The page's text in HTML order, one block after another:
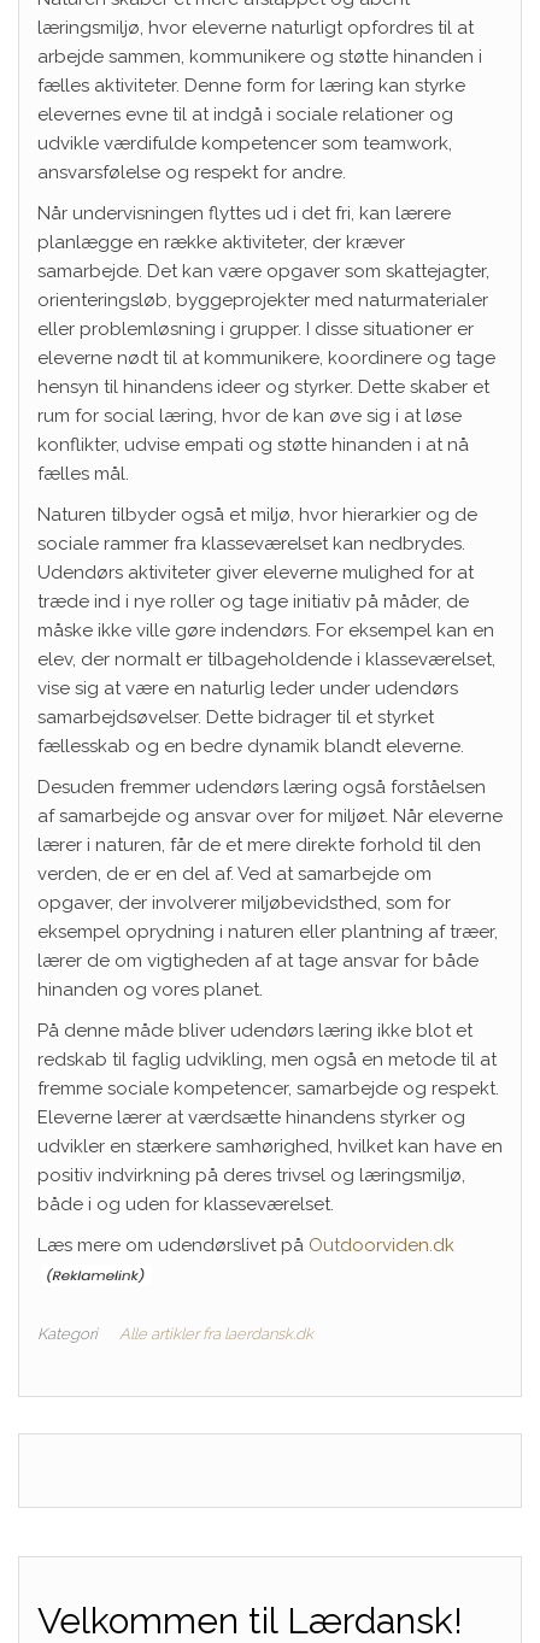
læringsmiljø, hvor eleverne naturligt opfordres til at
arbejde sammen, kommunikere og støtte hinanden i
fælles aktiviteter. Denne form for læring kan styrke
elevernes evne til at indgå i sociale relationer og
udvikle værdifulde kompetencer som teamwork,
ansvarsfølelse og respekt for andre.
Når undervisningen flyttes ud i det fri, kan lærere
planlægge en række aktiviteter, der kræver
samarbejde. Det kan være opgaver som skattejagter,
orienteringsløb, byggeprojekter med naturmaterialer
eller problemløsning i grupper. I disse situationer er
eleverne nødt til at kommunikere, koordinere og tage
hensyn til hinandens ideer og styrker. Dette skaber et
rum for social læring, hvor de kan øve sig i at løse
konflikter, udvise empati og støtte hinanden i at nå
fælles mål.
Naturen tilbyder også et miljø, hvor hierarkier og de
sociale rammer fra klasseværelset kan nedbrydes.
Udendørs aktiviteter giver eleverne mulighed for at
træde ind i nye roller og tage initiativ på måder, de
måske ikke ville gøre indendørs. For eksempel kan en
elev, der normalt er tilbageholdende i klasseværelset,
vise sig at være en naturlig leder under udendørs
samarbejdsøvelser. Dette bidrager til et styrket
fællesskab og en bedre dynamik blandt eleverne.
Desuden fremmer udendørs læring også forståelsen
af samarbejde og ansvar over for miljøet. Når eleverne
lærer i naturen, får de et mere direkte forhold til den
verden, de er en del af. Ved at samarbejde om
opgaver, der involverer miljøbevidsthed, som for
eksempel oprydning i naturen eller plantning af træer,
lærer de om vigtigheden af at tage ansvar for både
hinanden og vores planet.
På denne måde bliver udendørs læring ikke blot et
redskab til faglig udvikling, men også en metode til at
fremme sociale kompetencer, samarbejde og respekt.
Eleverne lærer at værdsætte hinandens styrker og
udvikler en stærkere samhørighed, hvilket kan have en
positiv indvirkning på deres trivsel og læringsmiljø,
både i og uden for klasseværelset.
Læs mere om udendørslivet på Outdoorviden.dk
Kategori Alle artikler fra laerdansk.dk
Velkommen til Lærdansk!